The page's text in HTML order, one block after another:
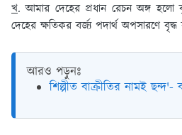
খ. আমার দেহের প্রধান রেচন অঙ্গ হলো
দেহের ক্ষতিকর বর্জ্য পদার্থ অপসারণে বৃদ্ধ
আরও পড়ুনঃ
শিল্পীত বাক্রীতির নামই ছন্দ'-